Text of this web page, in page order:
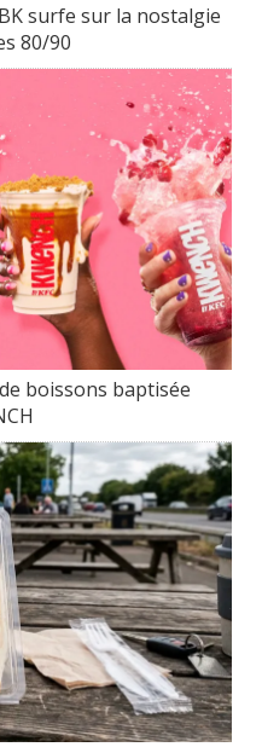
surfe sur la nostalgie
80/90
boissons baptisée